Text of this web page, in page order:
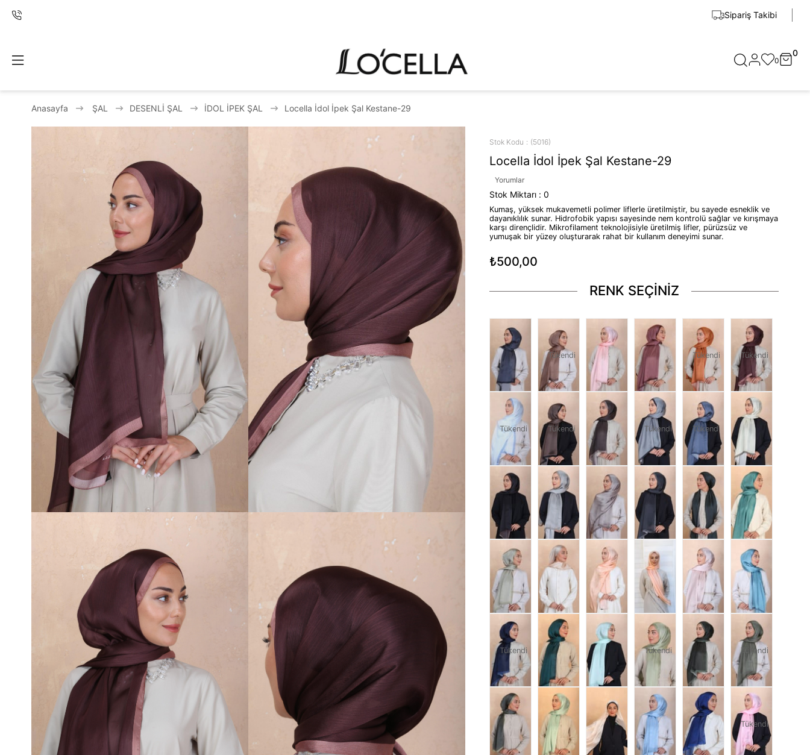
Sipariş Takibi
0
0
Anasayfa ŞAL DESENLİ ŞAL İDOL İPEK ŞAL Locella İdol İpek Şal Kestane-29
Stok Kodu (5016)
Locella İdol İpek Şal Kestane-29
Yorumlar
Stok Miktarı : 0
Kumaş, yüksek mukavemetli polimer liflerle üretilmiştir, bu sayede esneklik ve
dayanıklılık sunar. Hidrofobik yapısı sayesinde nem kontrolü sağlar ve kırışmaya
karşı dirençlidir. Mikrofilament teknolojisiyle üretilmiş lifler, pürüzsüz ve
yumuşak bir yüzey oluşturarak rahat bir kullanım deneyimi sunar.
₺500,00
RENK SEÇİNİZ
Tükendi Tükendi Tükendi
Tükendi Tükendi Tükendi Tükendi
Tükendi Tükendi Tükendi
Tükendi